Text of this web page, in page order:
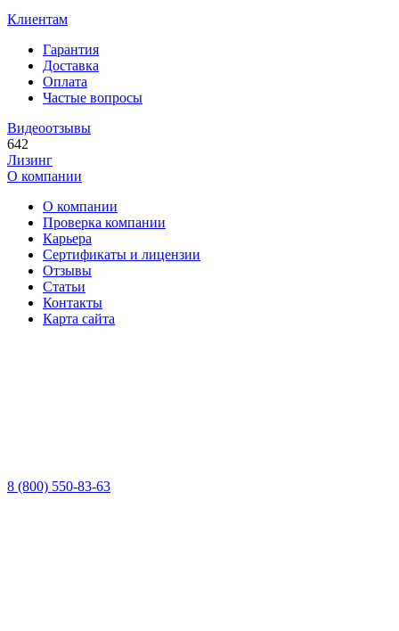
Клиентам
Гарантия
Доставка
Оплата
Частые вопросы
Видеоотзывы
642
Лизинг
О компании
О компании
Проверка компании
Карьера
Сертификаты и лицензии
Отзывы
Статьи
Контакты
Карта сайта
8 (800) 550-83-63